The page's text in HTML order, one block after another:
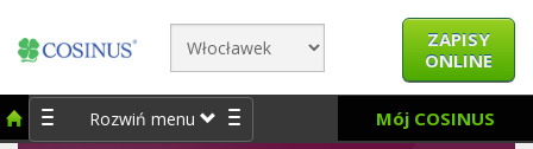
ZAPISY
ONLINE
Rozwiń menu Mój COSINUS